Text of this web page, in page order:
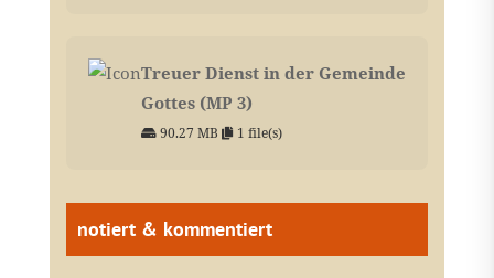
Treuer Dienst in der Gemeinde
Gottes (MP 3)
90.27 MB 1 file(s)
notiert & kommentiert